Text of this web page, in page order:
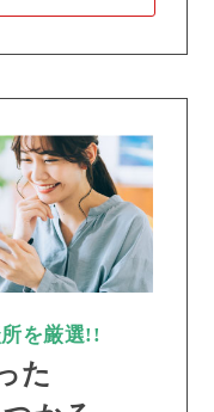
を厳選!!
た